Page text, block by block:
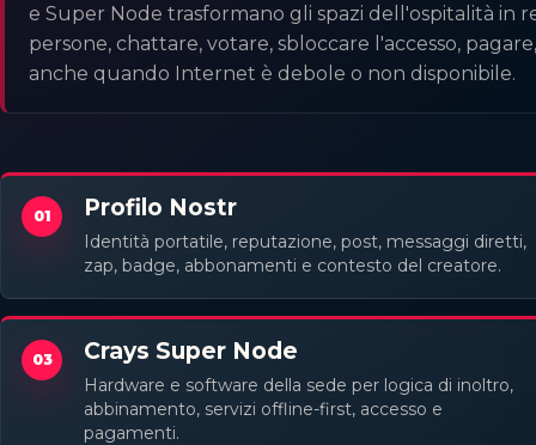
e Super Node trasformano gli spazi dell'ospitalità in
persone, chattare, votare, sbloccare l'accesso,
anche quando Internet è debole o non disponibile.
01 Profilo Nostr
Identità portatile, reputazione, post, messaggi diretti,
zap, badge, abbonamenti e contesto del creatore.
03 Crays Super Node
Hardware e software della sede per logica di inoltro,
abbinamento, servizi offline-first, accesso e
pagamenti.